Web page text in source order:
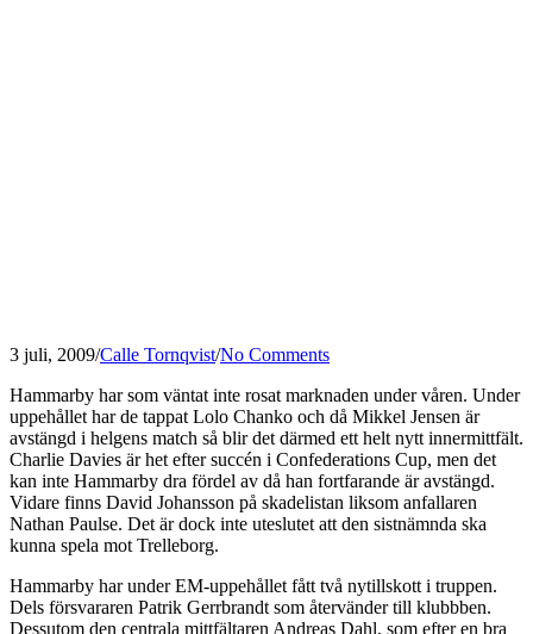
3 juli, 2009/Calle Tornqvist/No Comments
Hammarby har som väntat inte rosat marknaden under våren. Under
uppehållet har de tappat Lolo Chanko och då Mikkel Jensen är
avstängd i helgens match så blir det därmed ett helt nytt innermittfält.
Charlie Davies är het efter succén i Confederations Cup, men det
kan inte Hammarby dra fördel av då han fortfarande är avstängd.
Vidare finns David Johansson på skadelistan liksom anfallaren
Nathan Paulse. Det är dock inte uteslutet att den sistnämnda ska
kunna spela mot Trelleborg.
Hammarby har under EM-uppehållet fått två nytillskott i truppen.
Dels försvararen Patrik Gerrbrandt som återvänder till klubbben.
Dessutom den centrala mittfältaren Andreas Dahl, som efter en bra